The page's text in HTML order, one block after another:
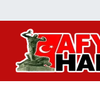
Afyon Haber